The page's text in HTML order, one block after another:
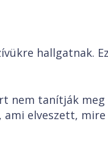
hallgatnak.
nem tanítják meg
ami elveszett,